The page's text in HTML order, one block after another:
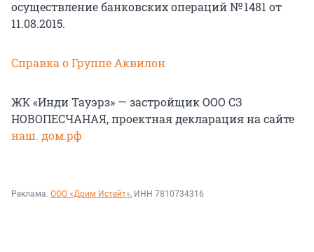
осуществление банковских операций № 1481 от
11.08.2015.
Справка о Группе Аквилон
ЖК «Инди Тауэрз» — застройщик ООО СЗ
НОВОПЕСЧАНАЯ, проектная декларация на сайте
наш. дом.рф
Реклама. ООО «Дрим Истейт», ИНН 7810734316